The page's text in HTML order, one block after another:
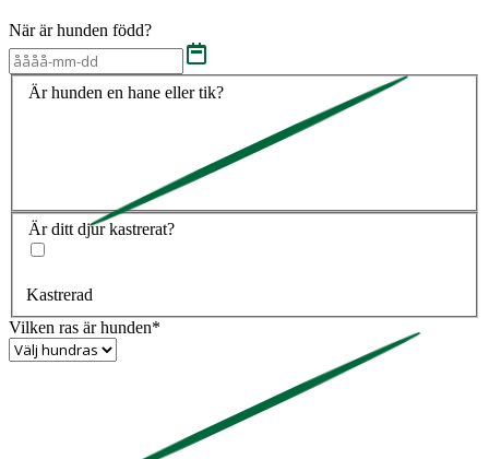
När är hunden född?
Är hunden en hane eller tik?
Är ditt djur kastrerat?
Kastrerad
Vilken ras är hunden*